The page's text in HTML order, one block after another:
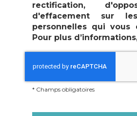
rectification,
d'effacement sur
personnelles qui vous
Pour plus
* Champs obligatoires